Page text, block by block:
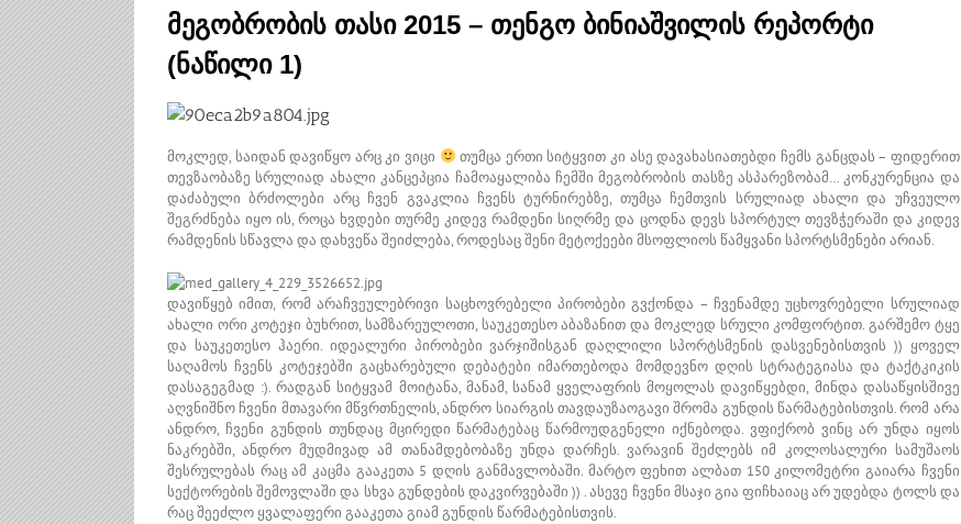
მეგობრობის თასი 2015 – თენგო ბინიაშვილის რეპორტი
(ნაწილი 1)
მოკლედ, საიდან დავიწყო არც კი ვიცი
თუმცა ერთი სიტყვით კი ასე დავახასიათებდი ჩემს განცდას – ფიდერით
თევზაობაზე სრულიად ახალი კანცეპცია ჩამოაყალიბა ჩემში მეგობრობის თასზე ასპარეზობამ… კონკურენცია და
დაძაბული ბრძოლები არც ჩვენ გვაკლია ჩვენს ტურნირებზე, თუმცა ჩემთვის სრულიად ახალი და უჩვეულო
შეგრძნება იყო ის, როცა ხვდები თურმე კიდევ რამდენი სიღრმე და ცოდნა დევს სპორტულ თევზჭერაში და კიდევ
რამდენის სწავლა და დახვეწა შეიძლება, როდესაც შენი მეტოქეები მსოფლიოს წამყვანი სპორტსმენები არიან.
დავიწყებ იმით, რომ არაჩვეულებრივი საცხოვრებელი პირობები გვქონდა – ჩვენამდე უცხოვრებელი სრულიად
ახალი ორი კოტეჯი ბუხრით, სამზარეულოთი, საუკეთესო აბაზანით და მოკლედ სრული კომფორტით. გარშემო ტყე
და საუკეთესო ჰაერი. იდეალური პირობები ვარჯიშისგან დაღლილი სპორტსმენის დასვენებისთვის )) ყოველ
საღამოს ჩვენს კოტეჯებში გაცხარებული დებატები იმართებოდა მომდევნო დღის სტრატეგიასა და ტაქტკიკის
დასაგეგმად :). რადგან სიტყვამ მოიტანა, მანამ, სანამ ყველაფრის მოყოლას დავიწყებდი, მინდა დასაწყისშივე
აღვნიშნო ჩვენი მთავარი მწვრთნელის, ანდრო სიარგის თავდაუზაოგავი შრომა გუნდის წარმატებისთვის. რომ არა
ანდრო, ჩვენი გუნდის თუნდაც მცირედი წარმატებაც წარმოუდგენელი იქნებოდა. ვფიქრობ ვინც არ უნდა იყოს
ნაკრებში, ანდრო მუდმივად ამ თანამდებობაზე უნდა დარჩეს. ვარავინ შეძლებს იმ კოლოსალური სამუშაოს
შესრულებას რაც ამ კაცმა გააკეთა 5 დღის განმავლობაში. მარტო ფეხით ალბათ 150 კილომეტრი გაიარა ჩვენი
სექტორების შემოვლაში და სხვა გუნდების დაკვირვებაში )) . ასევე ჩვენი მსაჯი გია ფიჩხაიაც არ უდებდა ტოლს და
რაც შეეძლო ყვალაფერი გააკეთა გიამ გუნდის წარმატებისთვის.